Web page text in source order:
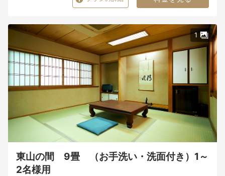
1
東山の間 9畳 （お手洗い・洗面付き）1～
2名様用